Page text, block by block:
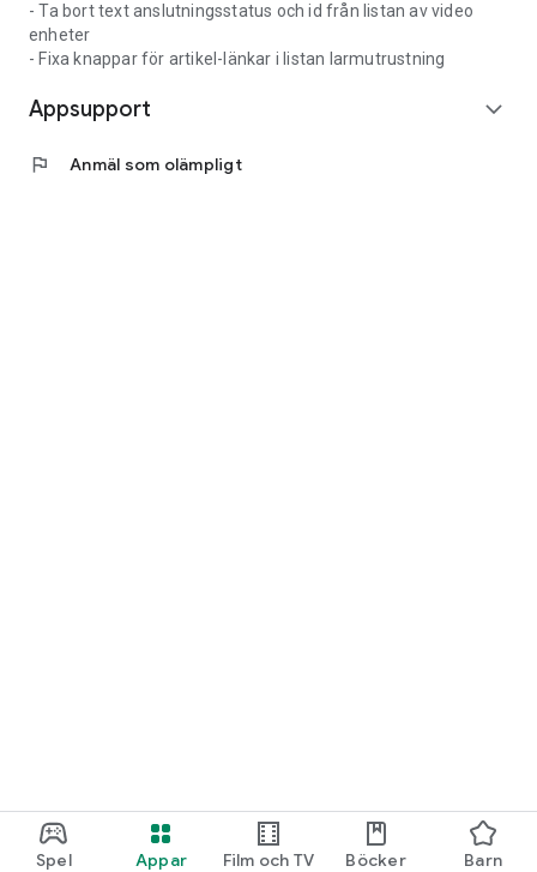
Spel Appar Film och TV Böcker Barn
- Ta bort text anslutningsstatus och id från listan av video
enheter
- Fixa knappar för artikel-länkar i listan larmutrustning
Appsupport expand_more
flag Anmäl som olämpligt